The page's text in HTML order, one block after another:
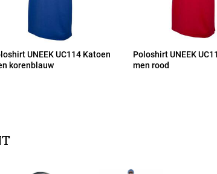
UNEEK UC114 Katoen
korenblauw
Poloshirt UNEEK
men rood